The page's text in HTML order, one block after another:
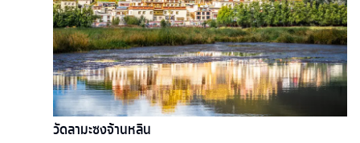
วัดลามะซงจ้านหลิน